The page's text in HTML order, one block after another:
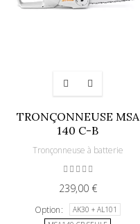
TRONÇONNEUSE MSA
140 C-B
Tronçonneuse à batterie
239,00 €
Option
AK30 + AL101